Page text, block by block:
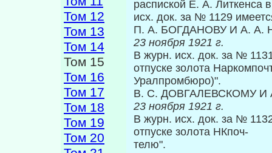
Том 12
Том 13
Том 14
Том 15
Том 16
Том 17
Том 18
Том 19
Том 20
распиской Е. А. Литкенса
исх. док. за № 1129
П. А. БОГДАНОВУ И А. А.
23 ноября 1921 г.
В журн. исх. док. за №
отпуске золота
Уралпромбюро)".
В. С. ДОВГАЛЕВСКОМУ
23 ноября 1921 г.
В журн. исх. док. за №
отпуске золота НКпоч-
телю".